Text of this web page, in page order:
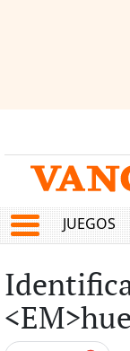
JUEGOS